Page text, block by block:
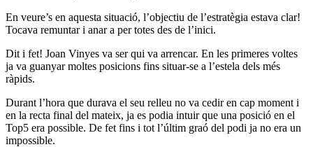
En veure’s en aquesta situació, l’objectiu de l’estratègia estava clar!
Tocava remuntar i anar a per totes des de l’inici.
Dit i fet! Joan Vinyes va ser qui va arrencar. En les primeres voltes
ja va guanyar moltes posicions fins situar-se a l’estela dels més
ràpids.
Durant l’hora que durava el seu relleu no va cedir en cap moment i
en la recta final del mateix, ja es podia intuir que una posició en el
Top5 era possible. De fet fins i tot l’últim graó del podi ja no era un
impossible.